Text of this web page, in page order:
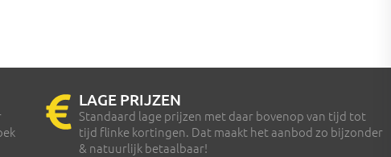
LAGE PRIJZEN
Standaard lage prijzen met daar bovenop van tijd tot
tijd flinke kortingen. Dat maakt het aanbod zo bijzonder
& natuurlijk betaalbaar!